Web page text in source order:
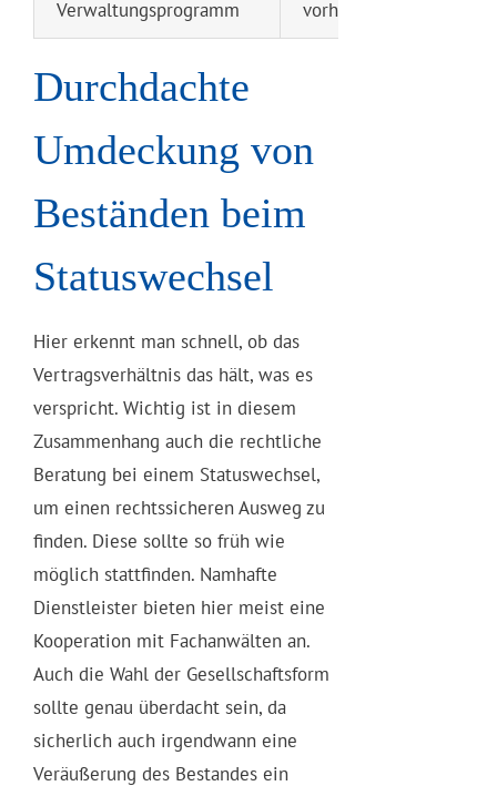
Verwaltungsprogramm vorhanden
Durchdachte
Umdeckung von
Beständen beim
Statuswechsel
Hier erkennt man schnell, ob das
Vertragsverhältnis das hält, was es
verspricht. Wichtig ist in diesem
Zusammenhang auch die rechtliche
Beratung bei einem Statuswechsel,
um einen rechtssicheren Ausweg zu
finden. Diese sollte so früh wie
möglich stattfinden. Namhafte
Dienstleister bieten hier meist eine
Kooperation mit Fachanwälten an.
Auch die Wahl der Gesellschaftsform
sollte genau überdacht sein, da
sicherlich auch irgendwann eine
Veräußerung des Bestandes ein